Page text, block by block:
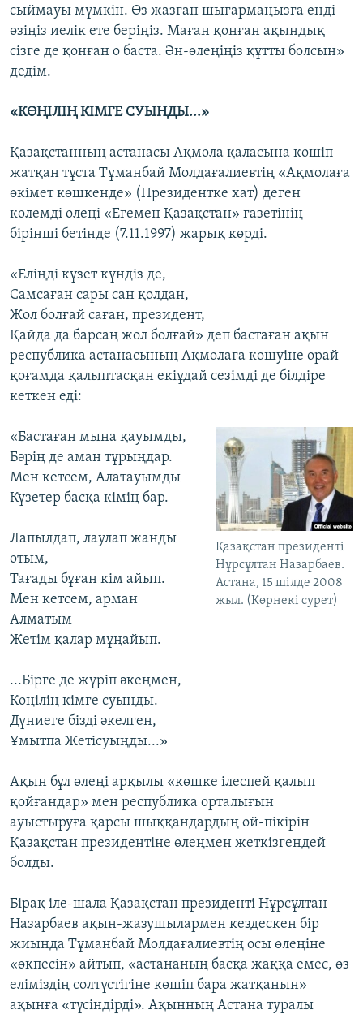
сыймауы мүмкін. Өз жазған шығармаңызға енді
өзіңіз иелік ете беріңіз. Маған қонған ақындық
сізге де қонған о баста. Ән-өлеңіңіз құтты болсын»
дедім.
«КӨҢІЛІҢ КІМГЕ СУЫНДЫ...»
Қазақстанның астанасы Ақмола қаласына көшіп
жатқан тұста Тұманбай Молдағалиевтің «Ақмолаға
өкімет көшкенде» (Президентке хат) деген
көлемді өлеңі «Егемен Қазақстан» газетінің
бірінші бетінде (7.11.1997) жарық көрді.
«Еліңді күзет күндіз де,
Самсаған сары сан қолдан,
Жол болғай саған, президент,
Қайда да барсаң жол болғай» деп бастаған ақын
республика астанасының Ақмолаға көшуіне орай
қоғамда қалыптасқан екіұдай сезімді де білдіре
кеткен еді:
«Бастаған мына қауымды,
Қазақстан президенті
Нұрсұлтан Назарбаев.
Астана, 15 шілде 2008
жыл. (Көрнекі сурет)
Бәрің де аман тұрыңдар.
Мен кетсем, Алатауымды
Күзетер басқа кімің бар.
Лапылдап, лаулап жанды
отым,
Тағады бұған кім айып.
Мен кетсем, арман
Алматым
Жетім қалар мұңайып.
...Бірге де жүріп әкеңмен,
Көңілің кімге суынды.
Дүниеге бізді әкелген,
Ұмытпа Жетісуыңды...»
Ақын бұл өлеңі арқылы «көшке ілеспей қалып
қойғандар» мен республика орталығын
ауыстыруға қарсы шыққандардың ой-пікірін
Қазақстан президентіне өлеңмен жеткізгендей
болды.
Бірақ іле-шала Қазақстан президенті Нұрсұлтан
Назарбаев ақын-жазушылармен кездескен бір
жиында Тұманбай Молдағалиевтің осы өлеңіне
«өкпесін» айтып, «астананың басқа жаққа емес, өз
еліміздің солтүстігіне көшіп бара жатқанын»
ақынға «түсіндірді». Ақынның Астана туралы